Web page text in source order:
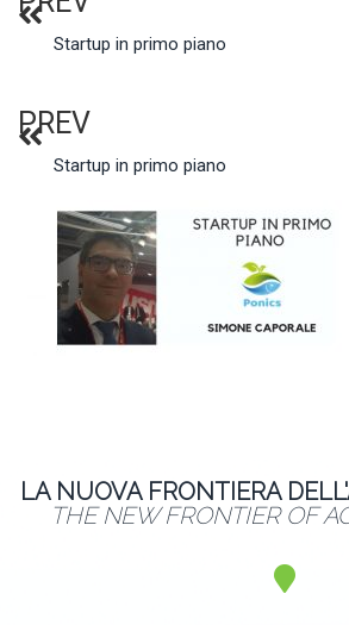
Startup in primo piano
PREV
Startup in primo piano
LA NUOVA FRONTIERA
THE NEW FRONTIER OF